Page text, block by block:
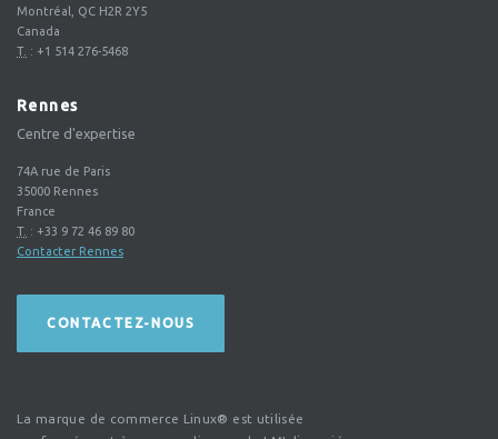
Montréal, QC H2R 2Y5
Canada
T. : +1 514 276-5468
Rennes
Centre d'expertise
74A rue de Paris
35000 Rennes
France
T. : +33 9 72 46 89 80
Contacter Rennes
CONTACTEZ-NOUS
La marque de commerce Linux® est utilisée